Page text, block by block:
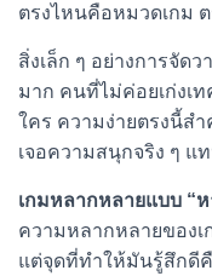
ตรงไหนคือหมวดเกม
สิ่งเล็ก ๆ อย่างการจัด
มาก คนที่ไม่ค่อยเก่งเ
ใคร ความง่ายตรงนี้สำ
เจอความสนุกจริง ๆ แ
เกมหลากหลายแบบ “ห
ความหลากหลายของ
แต่จุดที่ทำให้มันรู้สึกดี